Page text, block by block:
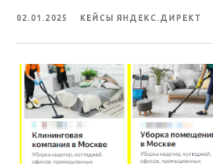
02.01.2025 КЕЙСЫ ЯНДЕКС.ДИРЕКТ